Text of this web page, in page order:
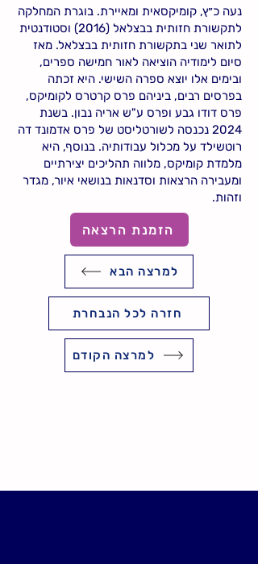
נעה כ״ץ, קומיקסאית ומאיירת. בוגרת המחלקה
לתקשורת חזותית בבצלאל (2016) וסטודנטית
לתואר שני בתקשורת חזותית בבצלאל. מאז
סיום לימודיה הוציאה לאור חמישה ספרים,
ובימים אלו יוצא ספרה השישי. היא זכתה
בפרסים רבים, ביניהם פרס קרטרס לקומיקס,
פרס דודו גבע ופרס ע"ש אריה נבון. בשנת
2024 נכנסה לשורטליסט של פרס אדמונד דה
רוטשילד על מכלול עבודותיה. בנוסף, היא
מלמדת קומיקס, מלווה תהליכים יצירתיים
ומעבירה הרצאות וסדנאות בנושאי איור, מגדר
וזהות.
הזמנת הרצאה
למרצה הבא
חזרה לכל הנבחרת
למרצה הקודם